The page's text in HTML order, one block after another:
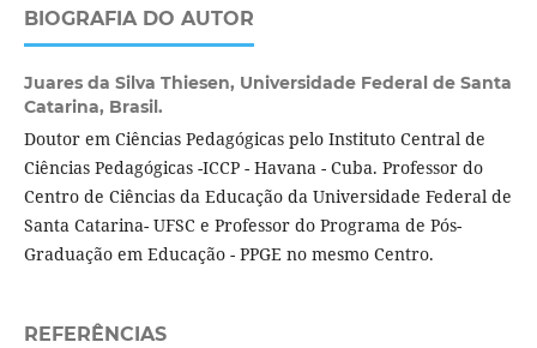
BIOGRAFIA DO AUTOR
Juares da Silva Thiesen, Universidade Federal de Santa
Catarina, Brasil.
Doutor em Ciências Pedagógicas pelo Instituto Central de
Ciências Pedagógicas -ICCP - Havana - Cuba. Professor do
Centro de Ciências da Educação da Universidade Federal de
Santa Catarina- UFSC e Professor do Programa de Pós-
Graduação em Educação - PPGE no mesmo Centro.
REFERÊNCIAS